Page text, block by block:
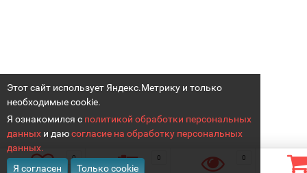
Этот сайт использует Яндекс.Метрику и только
необходимые cookie.
Я ознакомился с политикой обработки персональных
данных и даюсогласие на обработку персональных
данных.
Я согласен
Только cookie
0 0 0